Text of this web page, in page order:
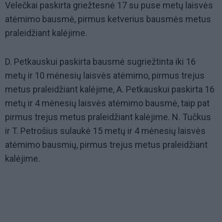
Velečkai paskirta griežtesnė 17 su puse metų laisvės
atėmimo bausmė, pirmus ketverius bausmės metus
praleidžiant kalėjime.
D. Petkauskui paskirta bausmė sugriežtinta iki 16
metų ir 10 mėnesių laisvės atėmimo, pirmus trejus
metus praleidžiant kalėjime, A. Petkauskui paskirta 16
metų ir 4 mėnesių laisvės atėmimo bausmė, taip pat
pirmus trejus metus praleidžiant kalėjime. N. Tučkus
ir T. Petrošius sulaukė 15 metų ir 4 mėnesių laisvės
atėmimo bausmių, pirmus trejus metus praleidžiant
kalėjime.